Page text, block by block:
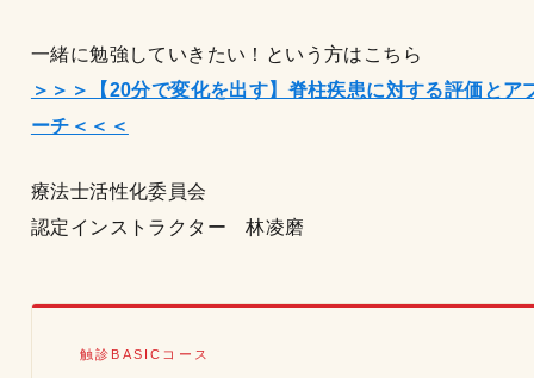
一緒に勉強していきたい！という方はこちら
＞＞＞【20分で変化を出す】脊柱疾患に対する評価とア
ーチ＜＜＜
療法士活性化委員会
認定インストラクター 林凌磨
触診BASICコース